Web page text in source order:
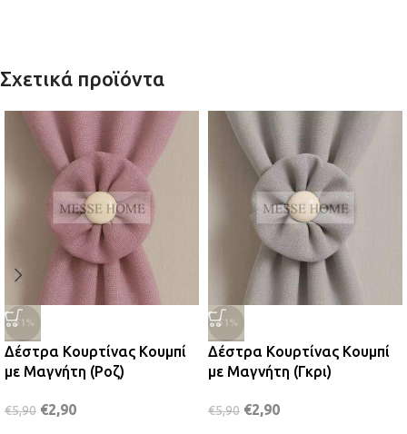
Σχετικά προϊόντα
-51%
Δέστρα Κουρτίνας Κουμπί
με Μαγνήτη (Ροζ)
€5,90 €2,90
-51%
Δέστρα Κουρτίνας Κουμπί
με Μαγνήτη (Γκρι)
€5,90 €2,90